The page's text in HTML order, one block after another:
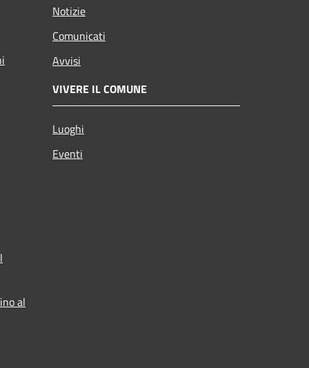
Notizie
Comunicati
Avvisi
VIVERE IL COMUNE
Luoghi
Eventi
al